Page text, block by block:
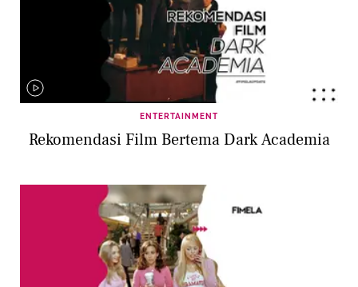
ENTERTAINMENT
Rekomendasi Film Bertema Dark Academia